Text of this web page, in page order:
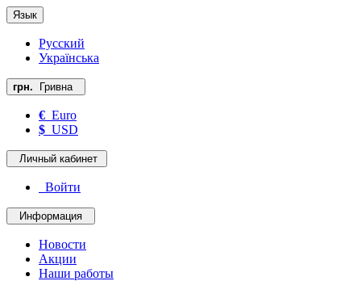
Язык
Русский
Українська
грн. Гривна
€ Euro
$ USD
Личный кабинет
Войти
Информация
Новости
Акции
Наши работы